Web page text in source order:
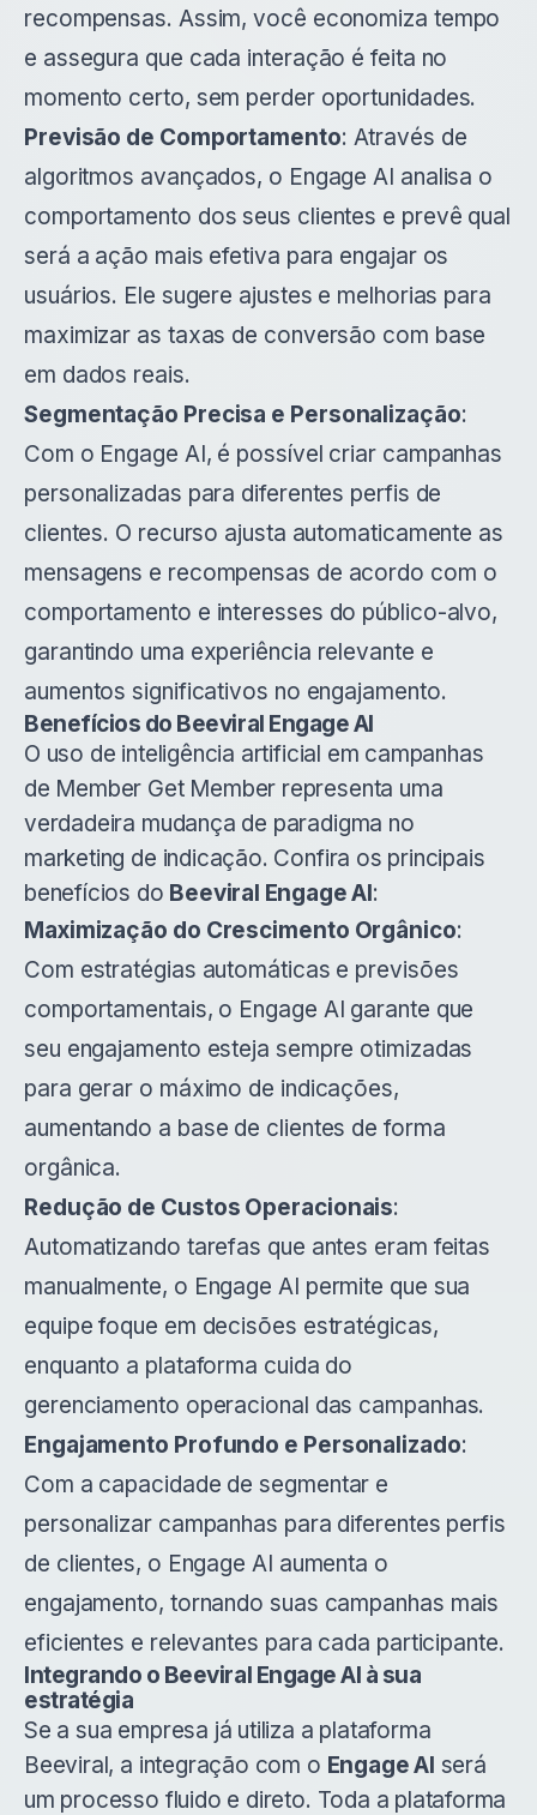
recompensas. Assim, você economiza tempo
e assegura que cada interação é feita no
momento certo, sem perder oportunidades.
Previsão de Comportamento: Através de
algoritmos avançados, o Engage AI analisa o
comportamento dos seus clientes e prevê qual
será a ação mais efetiva para engajar os
usuários. Ele sugere ajustes e melhorias para
maximizar as taxas de conversão com base
em dados reais.
Segmentação Precisa e Personalização:
Com o Engage AI, é possível criar campanhas
personalizadas para diferentes perfis de
clientes. O recurso ajusta automaticamente as
mensagens e recompensas de acordo com o
comportamento e interesses do público-alvo,
garantindo uma experiência relevante e
aumentos significativos no engajamento.
Benefícios do Beeviral Engage AI
O uso de inteligência artificial em campanhas
de Member Get Member representa uma
verdadeira mudança de paradigma no
marketing de indicação. Confira os principais
benefícios do Beeviral Engage AI:
Maximização do Crescimento Orgânico:
Com estratégias automáticas e previsões
comportamentais, o Engage AI garante que
seu engajamento esteja sempre otimizadas
para gerar o máximo de indicações,
aumentando a base de clientes de forma
orgânica.
Redução de Custos Operacionais:
Automatizando tarefas que antes eram feitas
manualmente, o Engage AI permite que sua
equipe foque em decisões estratégicas,
enquanto a plataforma cuida do
gerenciamento operacional das campanhas.
Engajamento Profundo e Personalizado:
Com a capacidade de segmentar e
personalizar campanhas para diferentes perfis
de clientes, o Engage AI aumenta o
engajamento, tornando suas campanhas mais
eficientes e relevantes para cada participante.
Integrando o Beeviral Engage AI à sua
estratégia
Se a sua empresa já utiliza a plataforma
Beeviral, a integração com o Engage AI será
um processo fluido e direto. Toda a plataforma